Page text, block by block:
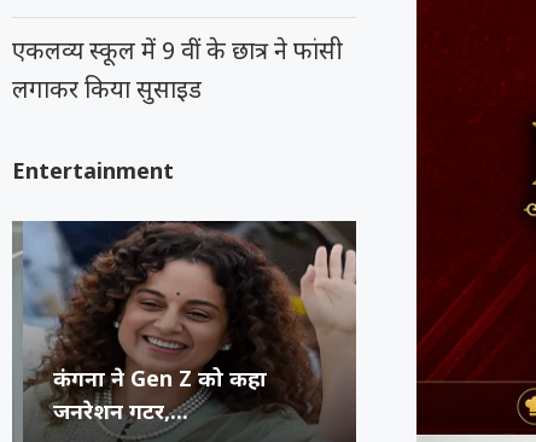
एकलव्य स्कूल में 9 वीं के छात्र ने फांसी
लगाकर किया सुसाइड
Entertainment
कंगना ने Gen Z को कहा
जनरेशन गटर,...
सुप्रीम कोर्ट
रूंगटा
फेस्टिवल में
राष्ट्रीय नृत्य
भिलाई का